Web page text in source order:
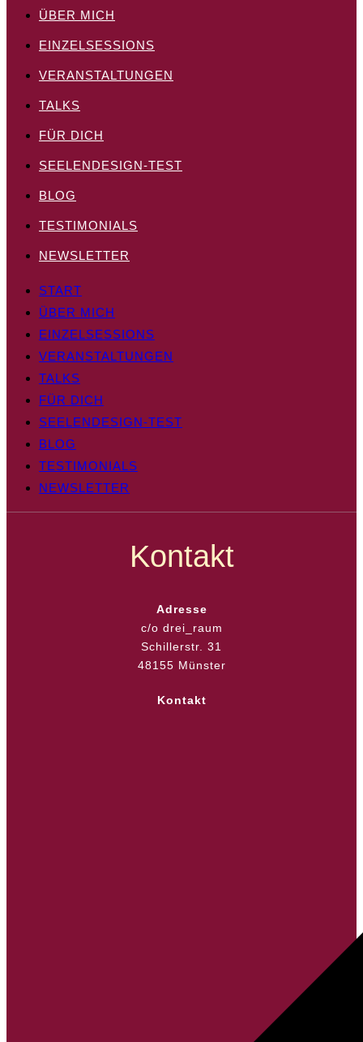
ÜBER MICH
EINZELSESSIONS
VERANSTALTUNGEN
TALKS
FÜR DICH
SEELENDESIGN-TEST
BLOG
TESTIMONIALS
NEWSLETTER
START
ÜBER MICH
EINZELSESSIONS
VERANSTALTUNGEN
TALKS
FÜR DICH
SEELENDESIGN-TEST
BLOG
TESTIMONIALS
NEWSLETTER
Kontakt
Adresse
c/o drei_raum
Schillerstr. 31
48155 Münster
Kontakt